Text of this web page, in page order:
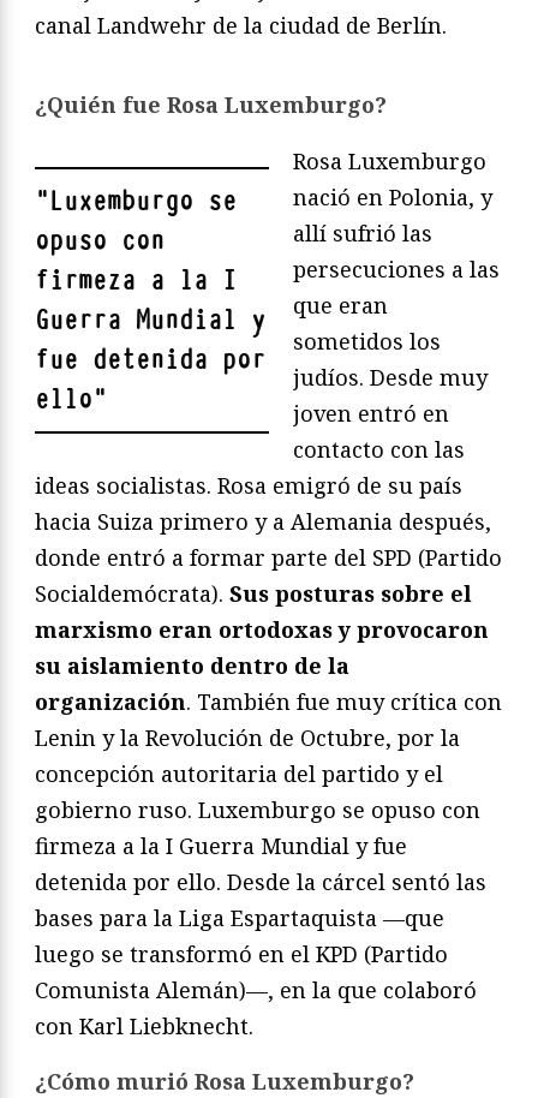
canal Landwehr de la ciudad de Berlín.
¿Quién fue Rosa Luxemburgo?
"Luxemburgo se
opuso con
firmeza a la I
Guerra Mundial y
fue detenida por
ello"
Rosa Luxemburgo
nació en Polonia, y
allí sufrió las
persecuciones a las
que eran
sometidos los
judíos. Desde muy
joven entró en
contacto con las
ideas socialistas. Rosa emigró de su país
hacia Suiza primero y a Alemania después,
donde entró a formar parte del SPD (Partido
Socialdemócrata). Sus posturas sobre el
marxismo eran ortodoxas y provocaron
su aislamiento dentro de la
organización. También fue muy crítica con
Lenin y la Revolución de Octubre, por la
concepción autoritaria del partido y el
gobierno ruso. Luxemburgo se opuso con
firmeza a la I Guerra Mundial y fue
detenida por ello. Desde la cárcel sentó las
bases para la Liga Espartaquista —que
luego se transformó en el KPD (Partido
Comunista Alemán)—, en la que colaboró
con Karl Liebknecht.
¿Cómo murió Rosa Luxemburgo?